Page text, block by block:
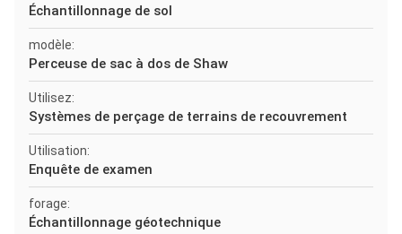
Échantillonnage de sol
modèle:
Perceuse de sac à dos de Shaw
Utilisez:
Systèmes de perçage de terrains de recouvrement
Utilisation:
Enquête de examen
forage:
Échantillonnage géotechnique